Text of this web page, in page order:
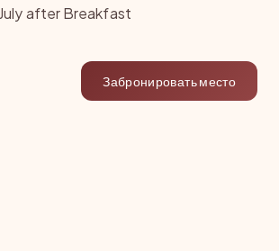
after Breakfast
Забронировать место